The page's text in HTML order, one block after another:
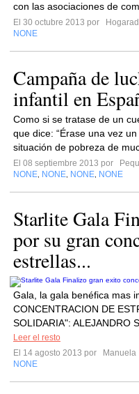
con las asociaciones de
El 30 octubre 2013 por
NONE
Campaña de
infantil en
Como si se tratase de un
que dice: “Érase una vez
situación de pobreza de
El 08 septiembre 2013 por
NONE NONE NONE NONE
Starlite Gala
por su gran
estrellas...
Gala, la gala benéfica mas
CONCENTRACION DE
SOLIDARIA": ALEJANDRO
Leer el resto
El 14 agosto 2013 por
Manuela
NONE